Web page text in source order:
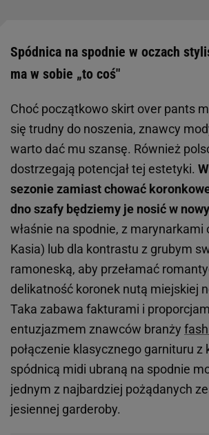
Spódnica na spodnie w oczach
ma w sobie „to coś"
Choć początkowo skirt over pants
się trudny do noszenia, znawcy
warto dać mu szansę. Również
dostrzegają potencjał tej estetyki.
sezonie zamiast chować
dno szafy będziemy je nosić w
właśnie na spodnie, z marynarkami
Kasia) lub dla kontrastu z grubym
ramoneską, aby przełamać
delikatność koronek nutą miejskiej
Taka zabawa fakturami i
entuzjazmem znawców branży
połączenie klasycznego garnituru z
spódnicą midi ubraną na spodnie
jednym z najbardziej pożądanych
jesiennej garderoby.